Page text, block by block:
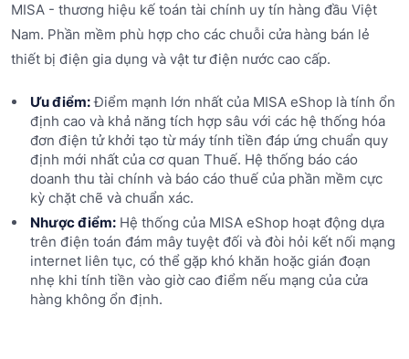
MISA - thương hiệu kế toán tài chính uy tín hàng đầu Việt
Nam. Phần mềm phù hợp cho các chuỗi cửa hàng bán lẻ
thiết bị điện gia dụng và vật tư điện nước cao cấp.
Ưu điểm:Điểm mạnh lớn nhất của MISA eShop là tính ổn
định cao và khả năng tích hợp sâu với các hệ thống hóa
đơn điện tử khởi tạo từ máy tính tiền đáp ứng chuẩn quy
định mới nhất của cơ quan Thuế. Hệ thống báo cáo
doanh thu tài chính và báo cáo thuế của phần mềm cực
kỳ chặt chẽ và chuẩn xác.
Nhược điểm:Hệ thống của MISA eShop hoạt động dựa
trên điện toán đám mây tuyệt đối và đòi hỏi kết nối mạng
internet liên tục, có thể gặp khó khăn hoặc gián đoạn
nhẹ khi tính tiền vào giờ cao điểm nếu mạng của cửa
hàng không ổn định.